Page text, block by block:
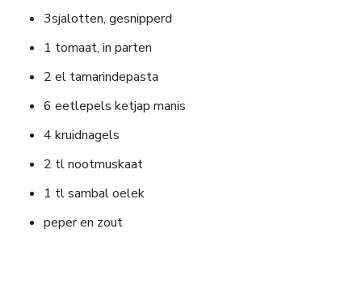
3sjalotten, gesnipperd
1 tomaat, in parten
2 el tamarindepasta
6 eetlepels ketjap manis
4 kruidnagels
2 tl nootmuskaat
1 tl sambal oelek
peper en zout